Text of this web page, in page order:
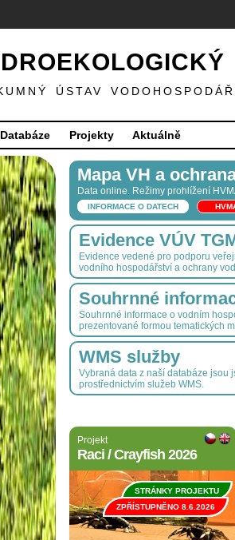
ÚSTAV
Databáze Projekty Aktuálně